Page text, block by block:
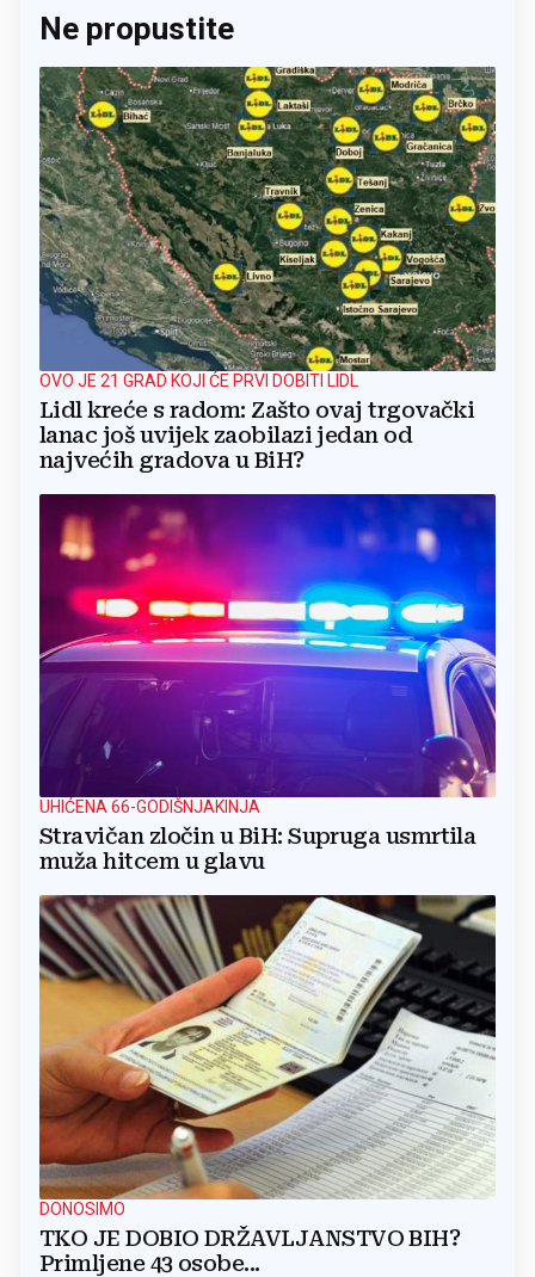
Ne propustite
OVO JE 21 GRAD KOJI ĆE PRVI DOBITI LIDL
Lidl kreće s radom: Zašto ovaj trgovački
lanac još uvijek zaobilazi jedan od
najvećih gradova u BiH?
UHIĆENA 66-GODIŠNJAKINJA
Stravičan zločin u BiH: Supruga usmrtila
muža hitcem u glavu
DONOSIMO
TKO JE DOBIO DRŽAVLJANSTVO BIH?
Primljene 43 osobe...